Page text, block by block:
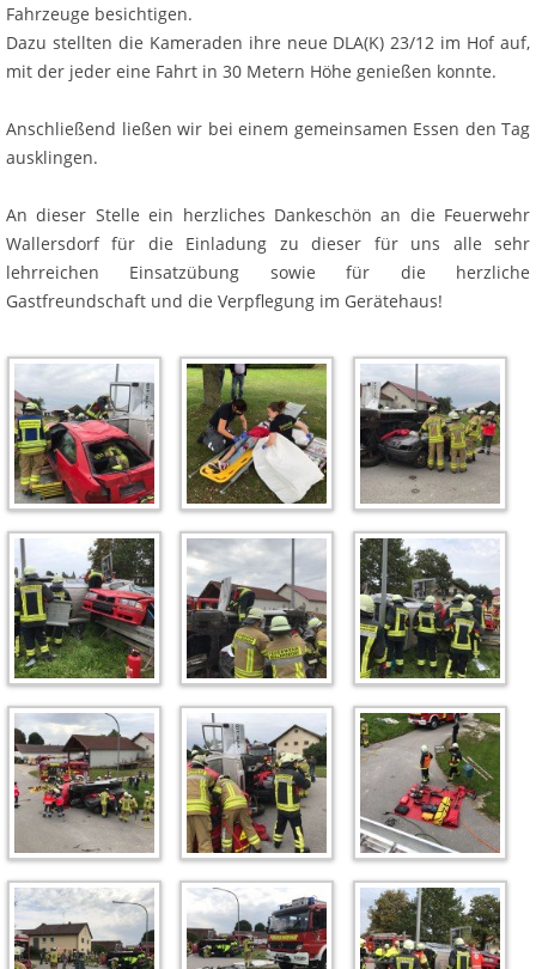
Fahrzeuge besichtigen.
Dazu stellten die Kameraden ihre neue DLA(K) 23/12 im Hof auf,
mit der jeder eine Fahrt in 30 Metern Höhe genießen konnte.
Anschließend ließen wir bei einem gemeinsamen Essen den Tag
ausklingen.
An dieser Stelle ein herzliches Dankeschön an die Feuerwehr
Wallersdorf für die Einladung zu dieser für uns alle sehr
lehrreichen Einsatzübung sowie für die herzliche
Gastfreundschaft und die Verpflegung im Gerätehaus!